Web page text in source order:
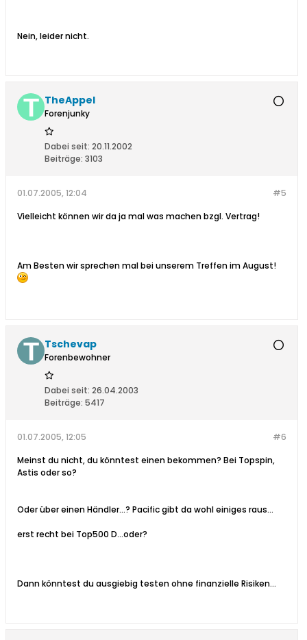
Nein, leider nicht.
TheAppel
Forenjunky
Dabei seit: 20.11.2002
Beiträge: 3103
#5
01.07.2005, 12:04
Vielleicht können wir da ja mal was machen bzgl. Vertrag!
Am Besten wir sprechen mal bei unserem Treffen im August!
Tschevap
Forenbewohner
Dabei seit: 26.04.2003
Beiträge: 5417
#6
01.07.2005, 12:05
Meinst du nicht, du könntest einen bekommen? Bei Topspin,
Astis oder so?
Oder über einen Händler...? Pacific gibt da wohl einiges raus...
erst recht bei Top500 D...oder?
Dann könntest du ausgiebig testen ohne finanzielle Risiken...